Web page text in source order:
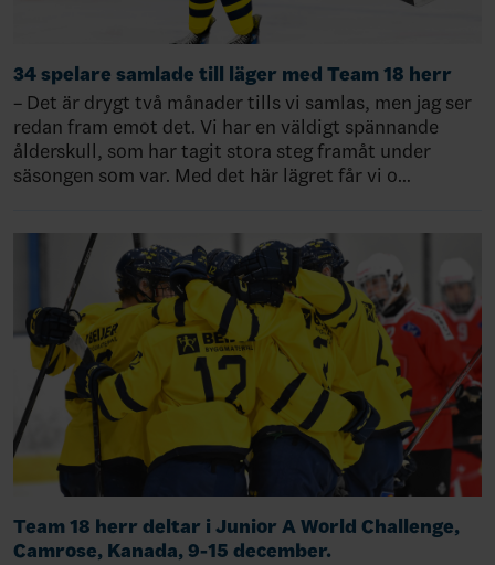
34 spelare samlade till läger med Team 18 herr
– Det är drygt två månader tills vi samlas, men jag ser
redan fram emot det. Vi har en väldigt spännande
ålderskull, som har tagit stora steg framåt under
säsongen som var. Med det här lägret får vi o…
Team 18 herr deltar i Junior A World Challenge,
Camrose, Kanada, 9-15 december.